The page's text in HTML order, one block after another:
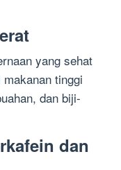
yang sehat
tinggi
dan biji-
dan